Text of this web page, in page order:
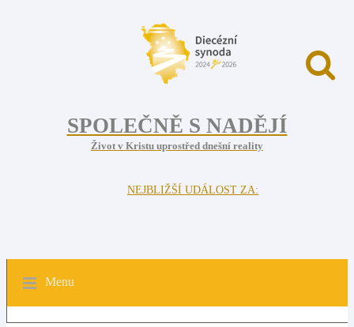
SPOLEČNĚ S NADĚJÍ
Život v Kristu uprostřed dnešní reality
NEJBLIŽŠÍ UDÁLOST ZA:
Menu